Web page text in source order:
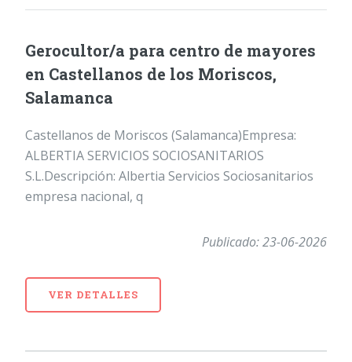
Gerocultor/a para centro de mayores
en Castellanos de los Moriscos,
Salamanca
Castellanos de Moriscos (Salamanca)Empresa:
ALBERTIA SERVICIOS SOCIOSANITARIOS
S.L.Descripción: Albertia Servicios Sociosanitarios
empresa nacional, q
Publicado: 23-06-2026
VER DETALLES